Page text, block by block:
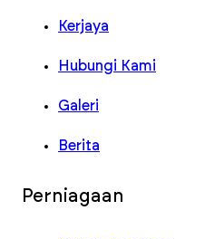
Kerjaya
Hubungi Kami
Galeri
Berita
Perniagaan